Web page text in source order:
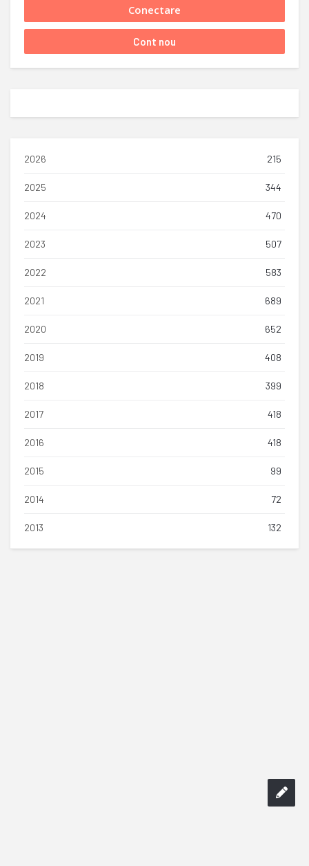
2026 215
2025 344
2024 470
2023 507
2022 583
2021 689
2020 652
2019 408
2018 399
2017 418
2016 418
2015 99
2014 72
2013 132